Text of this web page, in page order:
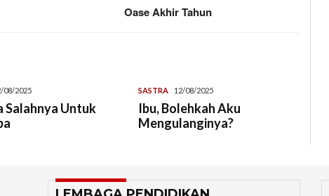
Oase Akhir Tahun
08/2025
Salahnya Untuk
SASTRA 12/08/2025
Ibu, Bolehkah Aku
Mengulanginya?